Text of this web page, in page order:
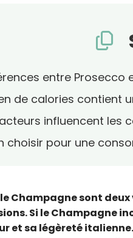
entre
de calories contient
influencent les
choisir pour une
le Champagne sont
Si le Champagne
et sa légèreté